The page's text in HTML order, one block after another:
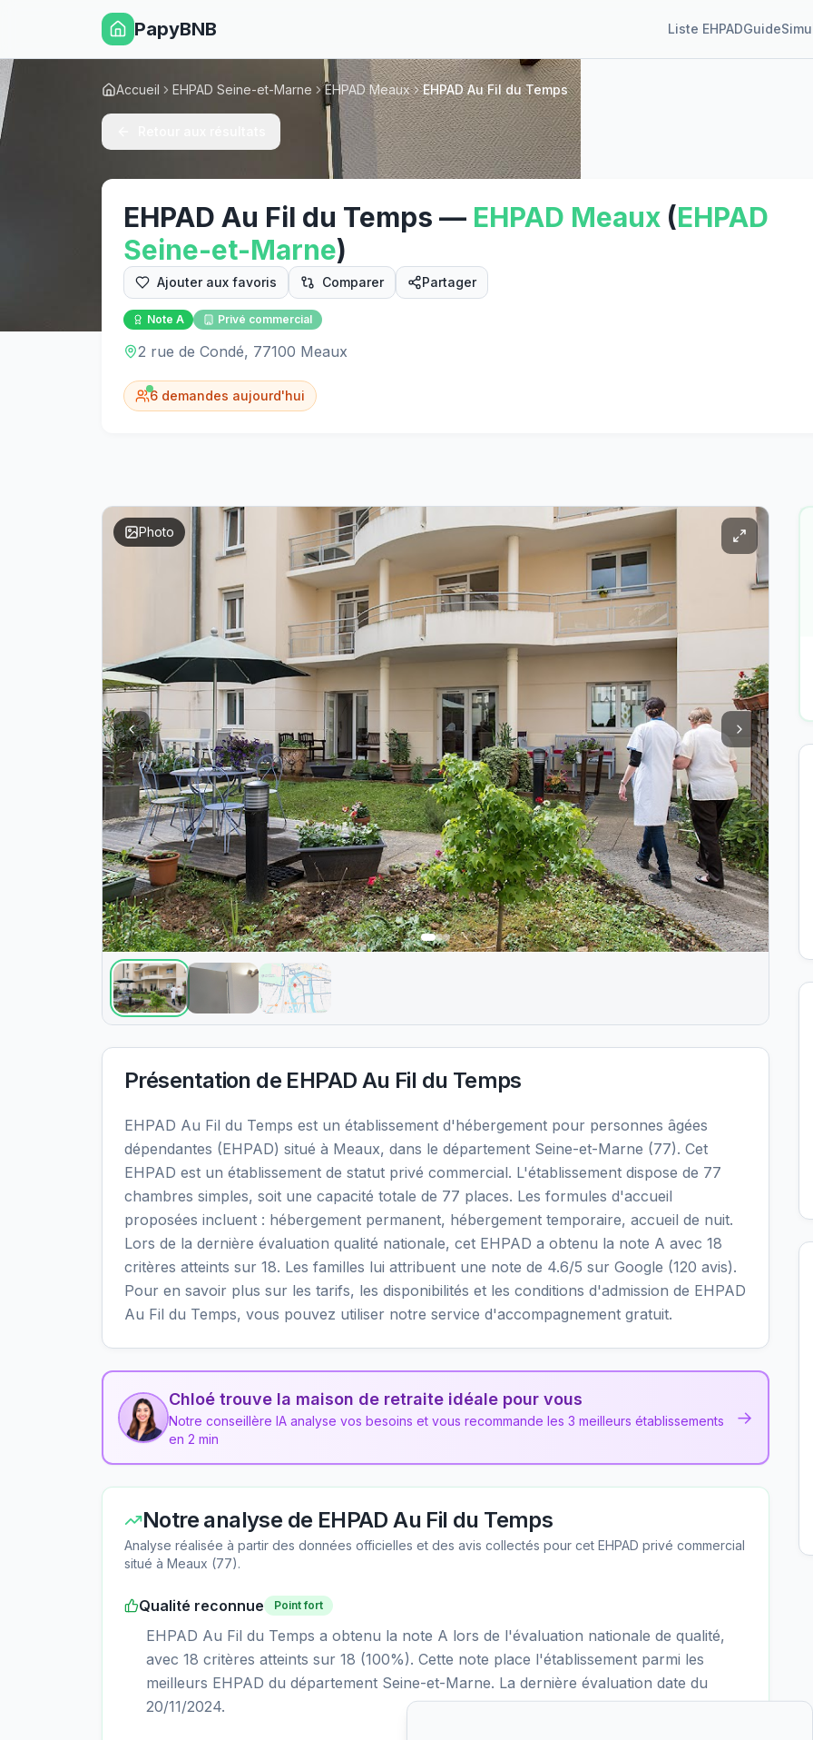
PapyBNB Liste EHPADGuide
Accueil EHPAD Seine-et-Marne EHPAD Meaux EHPAD Au Fil du Temps
EHPAD Au Fil du Temps — EHPAD Meaux (EHPAD
Seine-et-Marne)
Ajouter aux favoris Comparer Partager
Note A Privé commercial
2 rue de Condé, 77100 Meaux
6 demandes aujourd'hui
Photo
Présentation de EHPAD Au Fil du Temps
EHPAD Au Fil du Temps est un établissement d'hébergement pour personnes âgées
dépendantes (EHPAD) situé à Meaux, dans le département Seine-et-Marne (77). Cet
EHPAD est un établissement de statut privé commercial. L'établissement dispose de 77
chambres simples, soit une capacité totale de 77 places. Les formules d'accueil
proposées incluent : hébergement permanent, hébergement temporaire, accueil de nuit.
Lors de la dernière évaluation qualité nationale, cet EHPAD a obtenu la note A avec 18
critères atteints sur 18. Les familles lui attribuent une note de 4.6/5 sur Google (120 avis).
Pour en savoir plus sur les tarifs, les disponibilités et les conditions d'admission de EHPAD
Au Fil du Temps, vous pouvez utiliser notre service d'accompagnement gratuit.
Chloé trouve la maison de retraite idéale pour vous
Notre conseillère IA analyse vos besoins et vous recommande les 3 meilleurs établissements
en 2 min
→
Notre analyse de EHPAD Au Fil du Temps
Analyse réalisée à partir des données officielles et des avis collectés pour cet EHPAD privé commercial
situé à Meaux (77).
Qualité reconnue Point fort
EHPAD Au Fil du Temps a obtenu la note A lors de l'évaluation nationale de qualité,
avec 18 critères atteints sur 18 (100%). Cette note place l'établissement parmi les
meilleurs EHPAD du département Seine-et-Marne. La dernière évaluation date du
20/11/2024.